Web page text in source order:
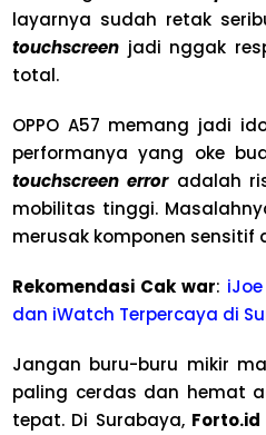
layarnya sudah retak
touchscreenjadi nggak
total.
OPPO A57 memang jadi
performanya yang oke
touchscreen erroradalah
mobilitas tinggi.
merusak komponen sensitif
Rekomendasi Cak war:
dan iWatch Terpercaya di
Jangan buru-buru mikir
paling cerdas dan hemat
tepat. Di Surabaya, Forto.id